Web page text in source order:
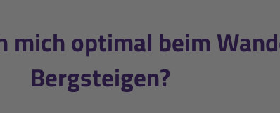
mich optimal beim
Bergsteigen?